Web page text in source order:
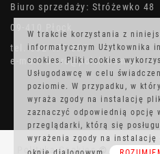
Biuro sprzedaży: Stróżewko 48
09-410 Płock
tel. 602 475 337
e-mail: biuro@polskidom.pl
Polityka Cookies© 2016
W trakcie korzystania z
informatycznym Użytkownika
cookies. Pliki cookies
Usługodawcę w celu
poziomie. W przypadku, w
wyraża zgody na instalację
zaznaczyć odpowiednią opcję
przeglądarki, którą się
wyrażenia zgody na instalację